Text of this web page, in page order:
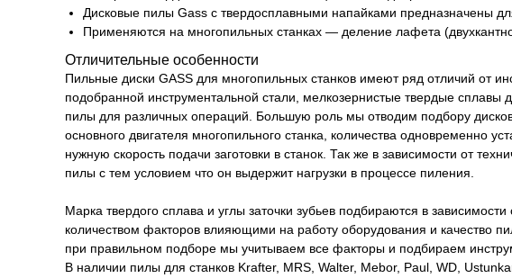
Дисковые пилы Gass с твердосплавными напайками предназначены
Применяются на многопильных станках — деление лафета
Отличительные особенности
Пильные диски GASS для многопильных станков имеют ряд отличий от
подобранной инструментальной стали, мелкозернистые твердые
пилы для различных операций. Большую роль мы отводим подбору
основного двигателя многопильного станка, количества одновременно
нужную скорость подачи заготовки в станок. Так же в зависимости от
пилы с тем условием что он выдержит нагрузки в процессе пиления.
Марка твердого сплава и углы заточки зубьев подбираются в
количеством факторов влияющими на работу оборудования и качество
при правильном подборе мы учитываем все факторы и подбираем
В наличии пилы для станков Krafter, MRS, Walter, Mebor, Paul, WD,